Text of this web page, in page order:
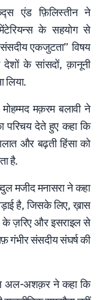
एंड फ़िलिस्तीन ने
के सहयोग से
एकजुटता” विषय
के सांसदों, क़ानूनी
लिया.
मक़रम बलावी ने
परिचय देते हुए कहा कि
और बढ़ती हिंसा को
है.
मजीद मनासरा ने कहा
है, जिसके लिए, ख़ास
के ज़रिए और इसराइल से
गंभीर संसदीय संघर्ष की
अल-अशक़र ने कहा कि